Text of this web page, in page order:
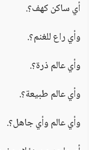
أي ساكن كهف؟.
وأي راع للغنم؟.
وأي عالم ذرة؟.
وأي عالم طبيعة؟.
وأي عالم وأي جاهل؟.